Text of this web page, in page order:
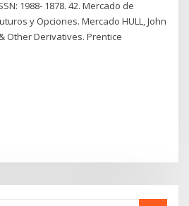
1988- 1878. 42. Mercado de
y Opciones. Mercado HULL, John
Other Derivatives. Prentice